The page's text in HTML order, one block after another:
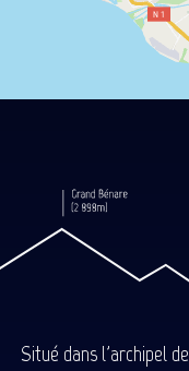
Situé dans l'archipel